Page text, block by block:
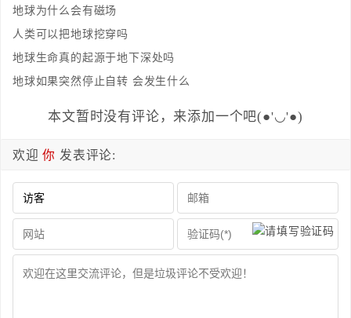
地球为什么会有磁场
人类可以把地球挖穿吗
地球生命真的起源于地下深处吗
地球如果突然停止自转 会发生什么
本文暂时没有评论，来添加一个吧(●'◡'●)
欢迎你 发表评论: